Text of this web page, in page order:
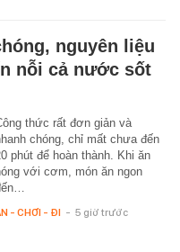
nguyên liệu
nỗi cả nước sốt
thức rất đơn giản và
chóng, chỉ mất chưa đến
phút để hoàn thành. Khi ăn
với cơm, món ăn ngon
- CHƠI - ĐI - 5 giờ trước